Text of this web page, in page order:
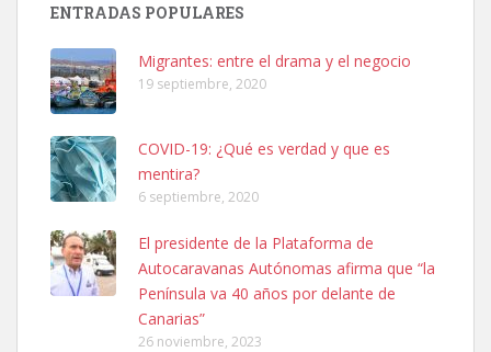
Busco adopción responsable para mi perra. Pastor alemán,
Leales.org » Gran Canaria | 6.7.2025
SHIBA PERDIDO AVDA JOSE MESA Y LOPEZ
PERRO MACHO RAZA SHIBA CON MICROCHIP PERDIDO HOY
06/07/2025 ZONA MESA Y LOPEZ. ES MUY ASUSTADIZO
Leales.org » Gran Canaria
ENTRADAS POPULARES
Migrantes: entre el drama y el negocio
19 septiembre, 2020
COVID-19: ¿Qué es verdad y que es
mentira?
6 septiembre, 2020
El presidente de la Plataforma de
Autocaravanas Autónomas afirma que “la
Península va 40 años por delante de
Canarias”
26 noviembre, 2023